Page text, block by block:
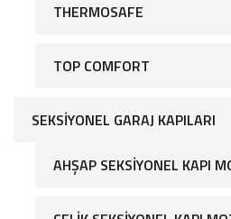
THERMOSAFE
TOP COMFORT
SEKSIYONEL GARAJ KAPILARI
AHŞAP SEKSIYONEL KAPI